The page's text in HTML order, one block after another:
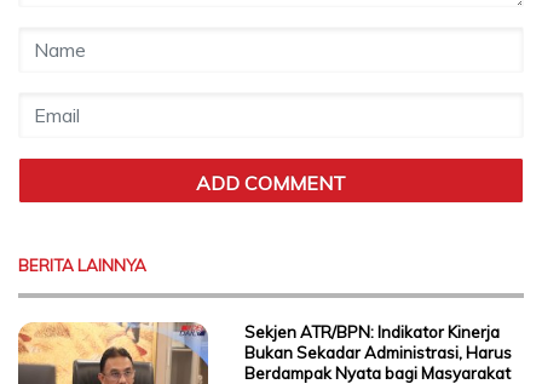
BERITA LAINNYA
Sekjen ATR/BPN: Indikator Kinerja
Bukan Sekadar Administrasi, Harus
Berdampak Nyata bagi Masyarakat